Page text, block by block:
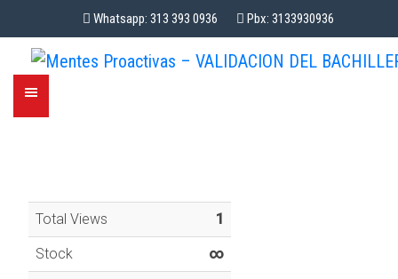
Whatsapp: 313 393 0936 Pbx: 3133930936
Total Views 1
Stock ∞